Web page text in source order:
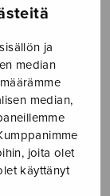
ja
median
median,
joita olet
käyttänyt
› Infelix ego